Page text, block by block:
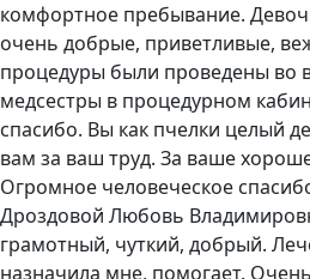
комфортное пребывание.
очень добрые, приветливые,
процедуры были проведены во
медсестры в процедурном
спасибо. Вы как пчелки целый
вам за ваш труд. За ваше
Огромное человеческое
Дроздовой Любовь
грамотный, чуткий, добрый.
назначила мне, помогает.